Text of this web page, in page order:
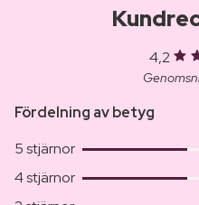
4,2
Fördelning av betyg
5 stjärnor
4 stjärnor